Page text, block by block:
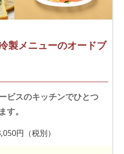
製メニューのオードブ
ビスのキッチンでひとつ
す。
円（税別）